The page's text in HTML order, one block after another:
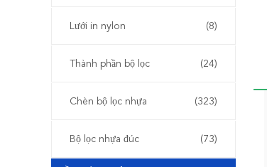
Lưới in nylon (8)
Thành phần bộ lọc (24)
Chèn bộ lọc nhựa (323)
Bộ lọc nhựa đúc (73)